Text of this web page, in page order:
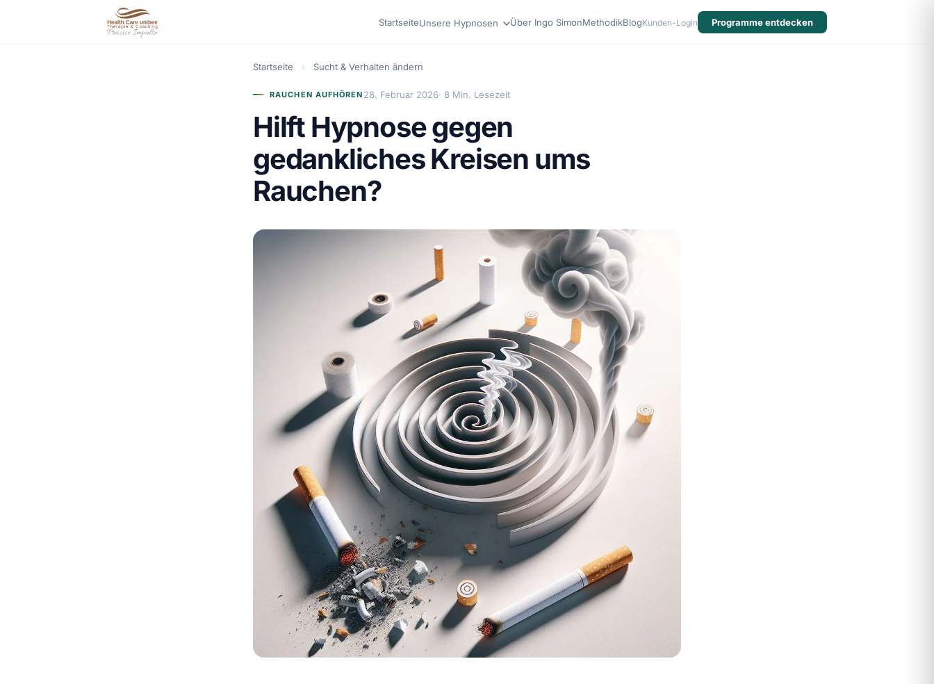
StartseiteUnsere Hypnosen Über Ingo SimonMethodikBlogKunden-Login Programme entdecken
Startseite › Sucht & Verhalten ändern
RAUCHEN AUFHÖREN 28. Februar 2026· 8 Min. Lesezeit
Hilft Hypnose gegen
gedankliches Kreisen ums
Rauchen?